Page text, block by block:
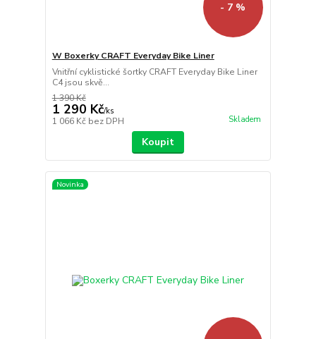
- 7 %
W Boxerky CRAFT Everyday Bike Liner
Vnitřní cyklistické šortky CRAFT Everyday Bike Liner
C4 jsou skvě...
1 390 Kč
1 290 Kč/ks
1 066 Kč bez DPH Skladem
Koupit
Novinka